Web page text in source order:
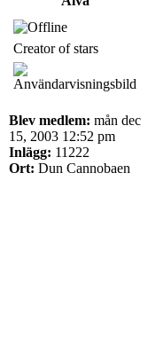
Creator of stars
Blev medlem: mån dec
15, 2003 12:52 pm
Inlägg: 11222
Ort: Dun Cannobaen